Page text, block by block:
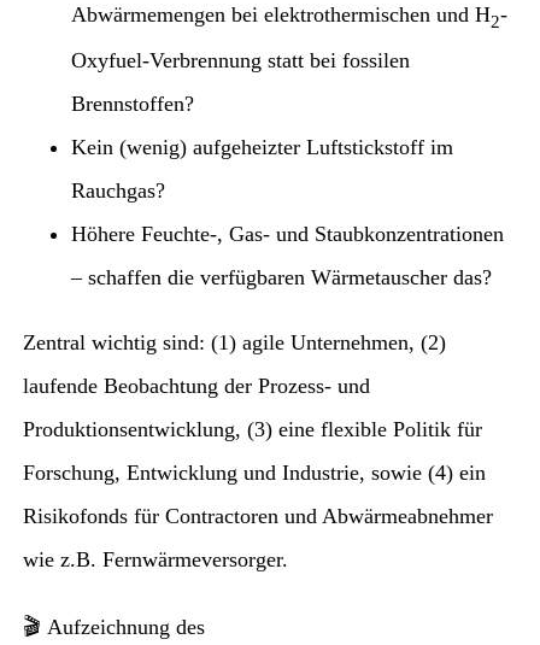
Abwärmemengen bei elektrothermischen und H2-
Oxyfuel-Verbrennung statt bei fossilen
Brennstoffen?
Kein (wenig) aufgeheizter Luftstickstoff im
Rauchgas?
Höhere Feuchte-, Gas- und Staubkonzentrationen
– schaffen die verfügbaren Wärmetauscher das?
Zentral wichtig sind: (1) agile Unternehmen, (2)
laufende Beobachtung der Prozess- und
Produktionsentwicklung, (3) eine flexible Politik für
Forschung, Entwicklung und Industrie, sowie (4) ein
Risikofonds für Contractoren und Abwärmeabnehmer
wie z.B. Fernwärmeversorger.
🎬 Aufzeichnung des